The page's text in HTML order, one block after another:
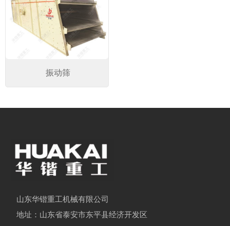
振动筛
山东华锴重工机械有限公司
地址：山东省泰安市东平县经济开发区